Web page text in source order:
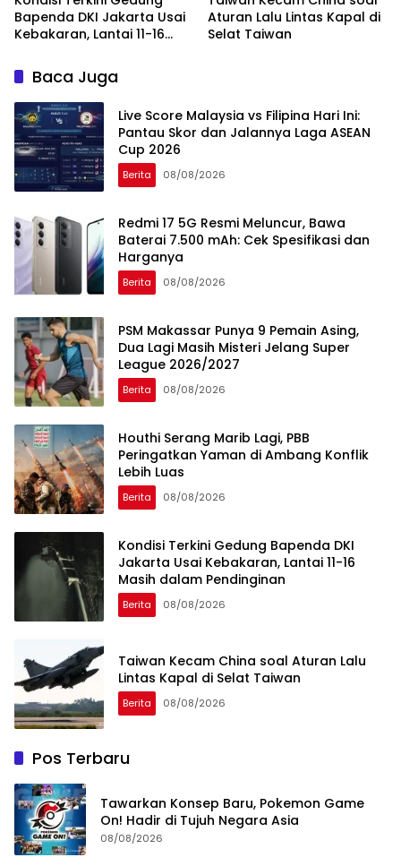
Bapenda DKI Jakarta Usai
Kebakaran, Lantai 11-16
Aturan Lalu Lintas Kapal di
Selat Taiwan
Baca Juga
Live Score Malaysia vs Filipina Hari Ini:
Pantau Skor dan Jalannya Laga ASEAN
Cup 2026
Berita 08/08/2026
Redmi 17 5G Resmi Meluncur, Bawa
Baterai 7.500 mAh: Cek Spesifikasi dan
Harganya
Berita 08/08/2026
PSM Makassar Punya 9 Pemain Asing,
Dua Lagi Masih Misteri Jelang Super
League 2026/2027
Berita 08/08/2026
Houthi Serang Marib Lagi, PBB
Peringatkan Yaman di Ambang Konflik
Lebih Luas
Berita 08/08/2026
Kondisi Terkini Gedung Bapenda DKI
Jakarta Usai Kebakaran, Lantai 11-16
Masih dalam Pendinginan
Berita 08/08/2026
Taiwan Kecam China soal Aturan Lalu
Lintas Kapal di Selat Taiwan
Berita 08/08/2026
Pos Terbaru
Tawarkan Konsep Baru, Pokemon Game
On! Hadir di Tujuh Negara Asia
08/08/2026